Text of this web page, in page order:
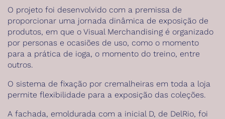
O projeto foi desenvolvido com a premissa de
proporcionar uma jornada dinâmica de exposição de
produtos, em que o Visual Merchandising é organizado
por personas e ocasiões de uso, como o momento
para a prática de ioga, o momento do treino, entre
outros.
O sistema de fixação por cremalheiras em toda a loja
permite flexibilidade para a exposição das coleções.
A fachada, emoldurada com a inicial D, de DelRio, foi